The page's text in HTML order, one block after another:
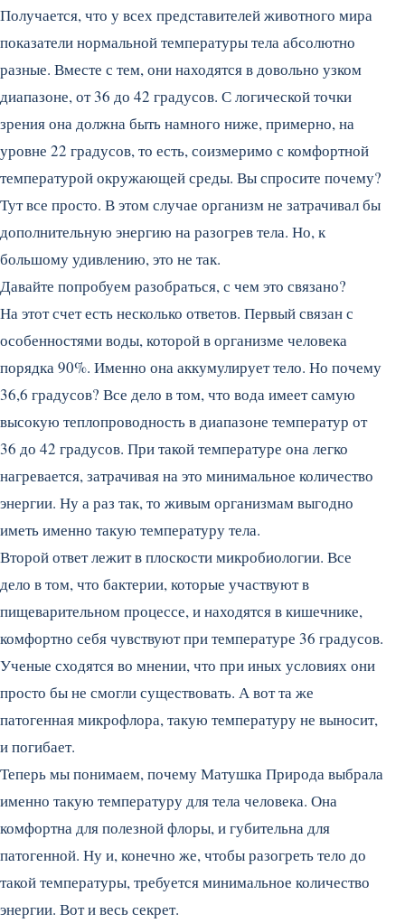
Получается, что у всех представителей животного мира
показатели нормальной температуры тела абсолютно
разные. Вместе с тем, они находятся в довольно узком
диапазоне, от 36 до 42 градусов. С логической точки
зрения она должна быть намного ниже, примерно, на
уровне 22 градусов, то есть, соизмеримо с комфортной
температурой окружающей среды. Вы спросите почему?
Тут все просто. В этом случае организм не затрачивал бы
дополнительную энергию на разогрев тела. Но, к
большому удивлению, это не так.
Давайте попробуем разобраться, с чем это связано?
На этот счет есть несколько ответов. Первый связан с
особенностями воды, которой в организме человека
порядка 90%. Именно она аккумулирует тело. Но почему
36,6 градусов? Все дело в том, что вода имеет самую
высокую теплопроводность в диапазоне температур от
36 до 42 градусов. При такой температуре она легко
нагревается, затрачивая на это минимальное количество
энергии. Ну а раз так, то живым организмам выгодно
иметь именно такую температуру тела.
Второй ответ лежит в плоскости микробиологии. Все
дело в том, что бактерии, которые участвуют в
пищеварительном процессе, и находятся в кишечнике,
комфортно себя чувствуют при температуре 36 градусов.
Ученые сходятся во мнении, что при иных условиях они
просто бы не смогли существовать. А вот та же
патогенная микрофлора, такую температуру не выносит,
и погибает.
Теперь мы понимаем, почему Матушка Природа выбрала
именно такую температуру для тела человека. Она
комфортна для полезной флоры, и губительна для
патогенной. Ну и, конечно же, чтобы разогреть тело до
такой температуры, требуется минимальное количество
энергии. Вот и весь секрет.